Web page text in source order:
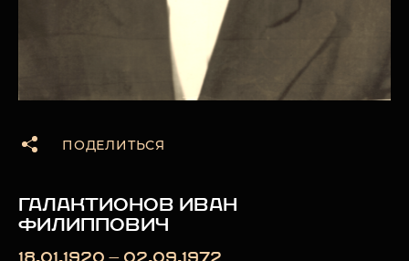
ПОДЕЛИТЬСЯ
ГАЛАКТИОНОВ ИВАН
ФИЛИППОВИЧ